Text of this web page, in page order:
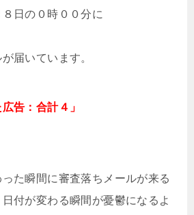
日の０時００分に
届いています。
告：合計４」
た瞬間に審査落ちメールが来る
付が変わる瞬間が憂鬱になるよ